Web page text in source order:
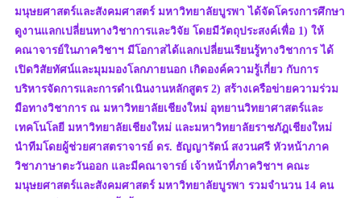
มนุษยศาสตร์และสังคมศาสตร์ มหาวิทยาลัยบูรพา ได้จัดโครงการศึกษา
ดูงานแลกเปลี่ยนทางวิชาการและวิจัย โดยมีวัตถุประสงค์เพื่อ 1) ให้
คณาจารย์ในภาควิชาฯ มีโอกาสได้แลกเปลี่ยนเรียนรู้ทางวิชาการ ได้
เปิดวิสัยทัศน์และมุมมองโลกภายนอก เกิดองค์ความรู้เกี่ยว กับการ
บริหารจัดการและการดำเนินงานหลักสูตร 2) สร้างเครือข่ายความร่วม
มือทางวิชาการ ณ มหาวิทยาลัยเชียงใหม่ อุทยานวิทยาศาสตร์และ
เทคโนโลยี มหาวิทยาลัยเชียงใหม่ และมหาวิทยาลัยราชภัฎเชียงใหม่
นำทีมโดยผู้ช่วยศาสตราจารย์ ดร. ธัญญารัตน์ สงวนศรี หัวหน้าภาค
วิชาภาษาตะวันออก และมีคณาจารย์ เจ้าหน้าที่ภาควิชาฯ คณะ
มนุษยศาสตร์และสังคมศาสตร์ มหาวิทยาลัยบูรพา รวมจำนวน 14 คน